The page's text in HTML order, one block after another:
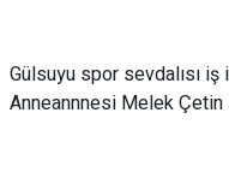
Gülsuyu spor sevdalısı iş
Anneannnesi Melek Çetin